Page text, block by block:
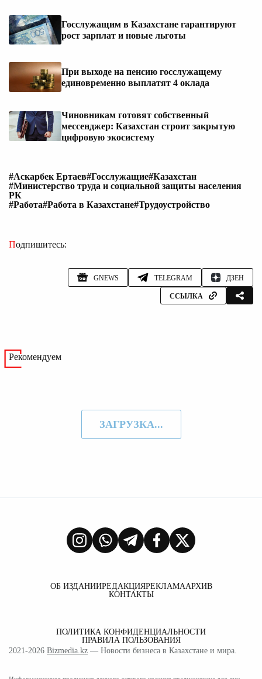
Госслужащим в Казахстане гарантируют
рост зарплат и новые льготы
При выходе на пенсию госслужащему
единовременно выплатят 4 оклада
Чиновникам готовят собственный
мессенджер: Казахстан строит закрытую
цифровую экосистему
#Аскарбек Ертаев#Госслужащие#Казахстан
#Министерство труда и социальной защиты населения
РК
#Работа#Работа в Казахстане#Трудоустройство
Подпишитесь:
GNEWS TELEGRAM ДЗЕН
ССЫЛКА
Рекомендуем
ЗАГРУЗКА...
ОБ ИЗДАНИИРЕДАКЦИЯРЕКЛАМААРХИВ
КОНТАКТЫ
ПОЛИТИКА КОНФИДЕНЦИАЛЬНОСТИ
ПРАВИЛА ПОЛЬЗОВАНИЯ
2021-2026 Bizmedia.kz — Новости бизнеса в Казахстане и мира.